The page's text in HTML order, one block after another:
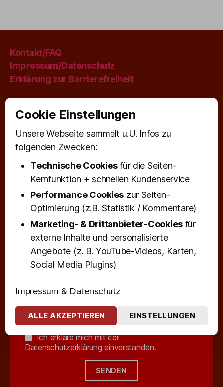
Kontakt/FAQ
Impressum/Datenschutz
Erklärung zur Barrierefreiheit
Neu im Blog:
Neues Video mit »Doc« Eva Decker
Ticketalarm / Newsletter
Wir informieren per Mail, z. B., wenn es neue Tickets für
Olivias Touren gibt (ca. 1x/Monat).
Name
Ich erkläre mich mit der
Datenschutzerklärung einverstanden.
Cookie Einstellungen
Unsere Webseite sammelt u.U. Infos zu
folgenden Zwecken:
Technische Cookiesfür die Seiten-
Kernfunktion + schnellen Kundenservice
Performance Cookies zur Seiten-
Optimierung (z.B. Statistik / Kommentare)
Marketing- & Drittanbieter-Cookies für
externe Inhalte und personalisierte
Angebote (z. B. YouTube-Videos, Karten,
Social Media Plugins)
Impressum & Datenschutz
ALLE AKZEPTIEREN EINSTELLUNGEN